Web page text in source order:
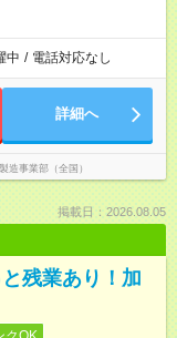
中 / 電話対応なし
詳細へ
事業部（全国）
掲載日：2026.08.05
残業あり！加